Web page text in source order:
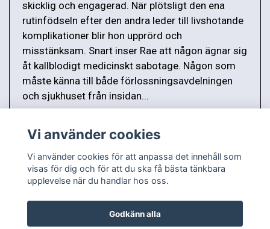
skicklig och engagerad. När plötsligt den ena
rutinfödseln efter den andra leder till livshotande
komplikationer blir hon upprörd och
misstänksam. Snart inser Rae att någon ägnar sig
åt kallblodigt medicinskt sabotage. Någon som
måste känna till både förlossningsavdelningen
och sjukhuset från insidan...
Vi använder cookies
Vi använder cookies för att anpassa det innehåll som
visas för dig och för att du ska få bästa tänkbara
upplevelse när du handlar hos oss.
Godkänn alla